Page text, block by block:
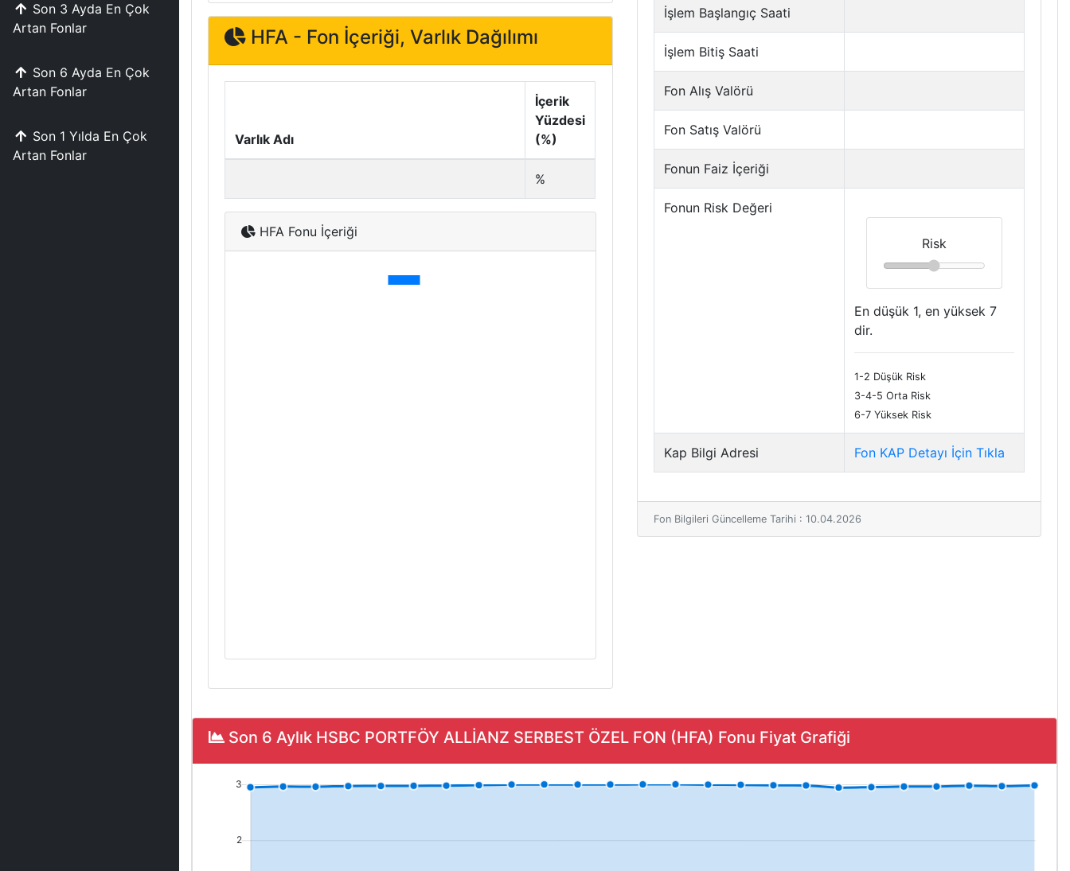
Son 3 Ayda En Çok
Artan Fonlar
Son 6 Ayda En Çok
Artan Fonlar
Son 1 Yılda En Çok
Artan Fonlar
HFA - Fon İçeriği, Varlık Dağılımı
Varlık Adı
İçerik
Yüzdesi
(%)
%
HFA Fonu İçeriği
İşlem Başlangıç Saati
İşlem Bitiş Saati
Fon Alış Valörü
Fon Satış Valörü
Fonun Faiz İçeriği
Fonun Risk Değeri
Risk
En düşük 1, en yüksek 7
dir.
1-2 Düşük Risk
3-4-5 Orta Risk
6-7 Yüksek Risk
Kap Bilgi Adresi Fon KAP Detayı İçin Tıkla
Fon Bilgileri Güncelleme Tarihi : 10.04.2026
Son 6 Aylık HSBC PORTFÖY ALLİANZ SERBEST ÖZEL FON (HFA) Fonu Fiyat Grafiği